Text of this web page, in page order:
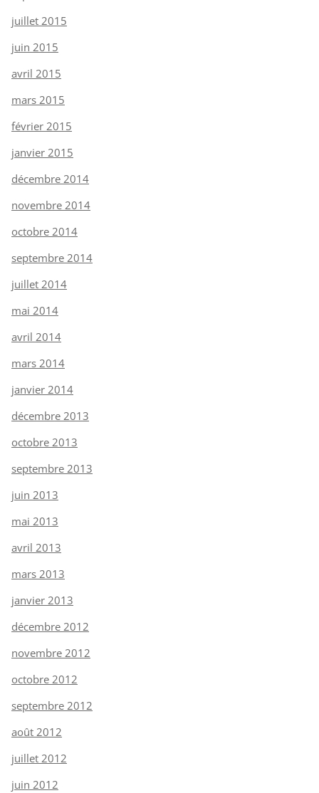
juillet 2015
juin 2015
avril 2015
mars 2015
février 2015
janvier 2015
décembre 2014
novembre 2014
octobre 2014
septembre 2014
juillet 2014
mai 2014
avril 2014
mars 2014
janvier 2014
décembre 2013
octobre 2013
septembre 2013
juin 2013
mai 2013
avril 2013
mars 2013
janvier 2013
décembre 2012
novembre 2012
octobre 2012
septembre 2012
août 2012
juillet 2012
juin 2012